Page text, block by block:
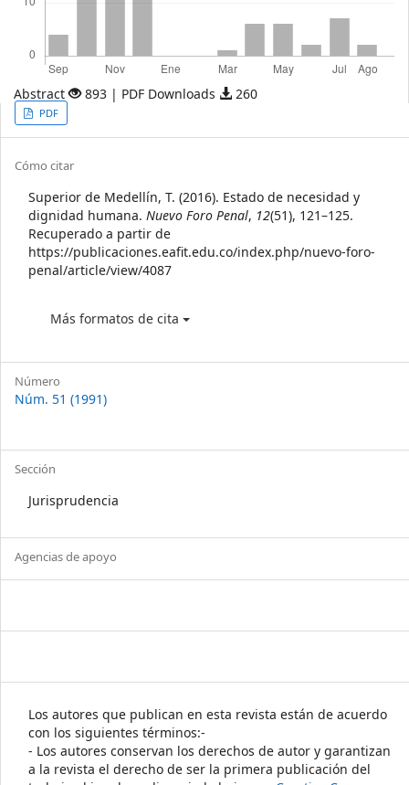
Abstract 893 | PDF Downloads 260
Article
Sidebar
PDF
Article
Details
Cómo citar
Superior de Medellín, T. (2016). Estado de necesidad y
dignidad humana. Nuevo Foro Penal, 12(51), 121–125.
Recuperado a partir de
https://publicaciones.eafit.edu.co/index.php/nuevo-foro-
penal/article/view/4087
Más formatos de cita
Número
Núm. 51 (1991)
Sección
Jurisprudencia
Agencias de apoyo
Los autores que publican en esta revista están de acuerdo
con los siguientes términos:-
- Los autores conservan los derechos de autor y garantizan
a la revista el derecho de ser la primera publicación del